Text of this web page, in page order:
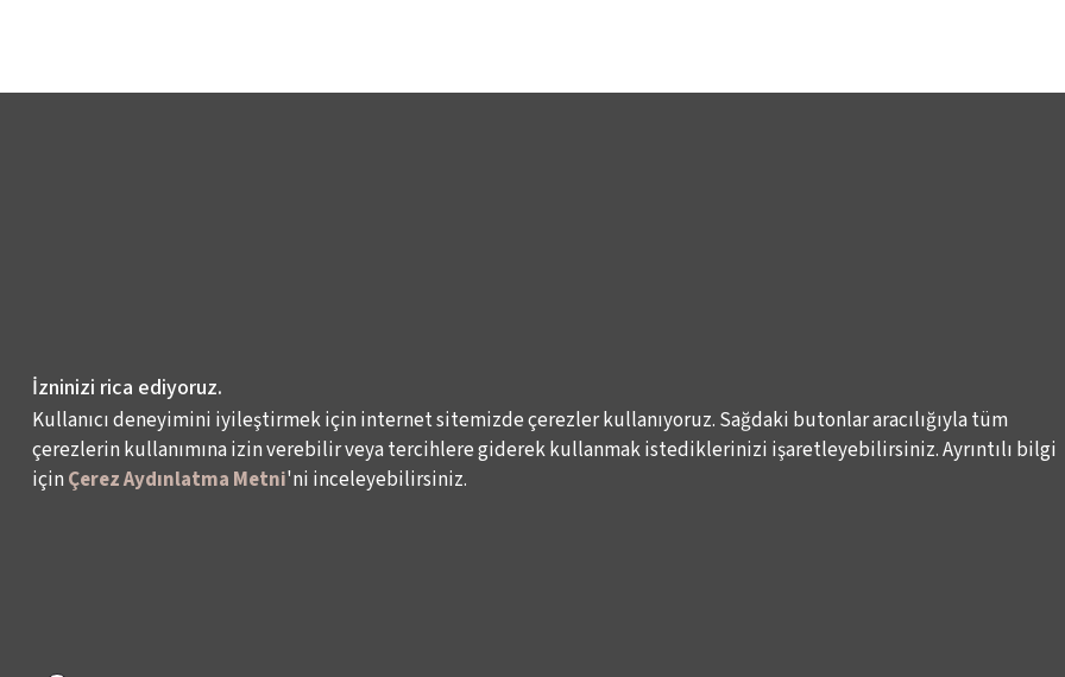
İzninizi rica ediyoruz.
Kullanıcı deneyimini iyileştirmek için internet sitemizde çerezler kullanıyoruz. Sağdaki butonlar aracılığıyla tüm
çerezlerin kullanımına izin verebilir veya tercihlere giderek kullanmak istediklerinizi işaretleyebilirsiniz. Ayrıntılı bilgi
için Çerez Aydınlatma Metni'ni inceleyebilirsiniz.